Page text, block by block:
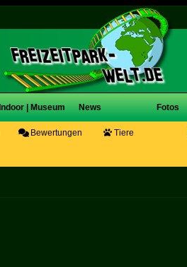
Indoor | Museum News Fotos
Bewertungen Tiere